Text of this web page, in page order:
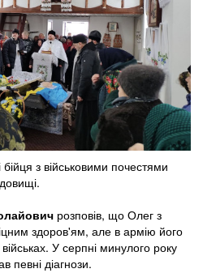
бійця з військовими почестями
розповів, що Олег з
здоров'ям, але в армію його
У серпні минулого року
певні діагнози.